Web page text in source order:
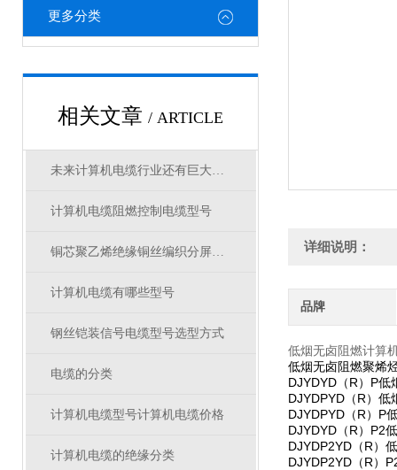
更多分类
相关文章 / ARTICLE
未来计算机电缆行业还有巨大的发展潜力
计算机电缆阻燃控制电缆型号
铜芯聚乙烯绝缘铜丝编织分屏蔽聚氯乙烯护套阻燃本安计算机电缆
计算机电缆有哪些型号
钢丝铠装信号电缆型号选型方式
电缆的分类
计算机电缆型号计算机电缆价格
计算机电缆的绝缘分类
详细说明：
品牌
低烟无卤阻燃计算
低烟无卤阻燃聚烯
DJYDYD（R）P
DJYDPYD（R）
DJYDPYD（R）P
DJYDYD（R）P2
DJYDP2YD（R）
DJYDP2YD（R）